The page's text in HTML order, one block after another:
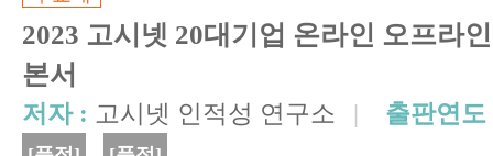
2023 고시넷 20대기업 온라인 오프라
본서
저자 : 고시넷 인적성 연구소 | 출판연